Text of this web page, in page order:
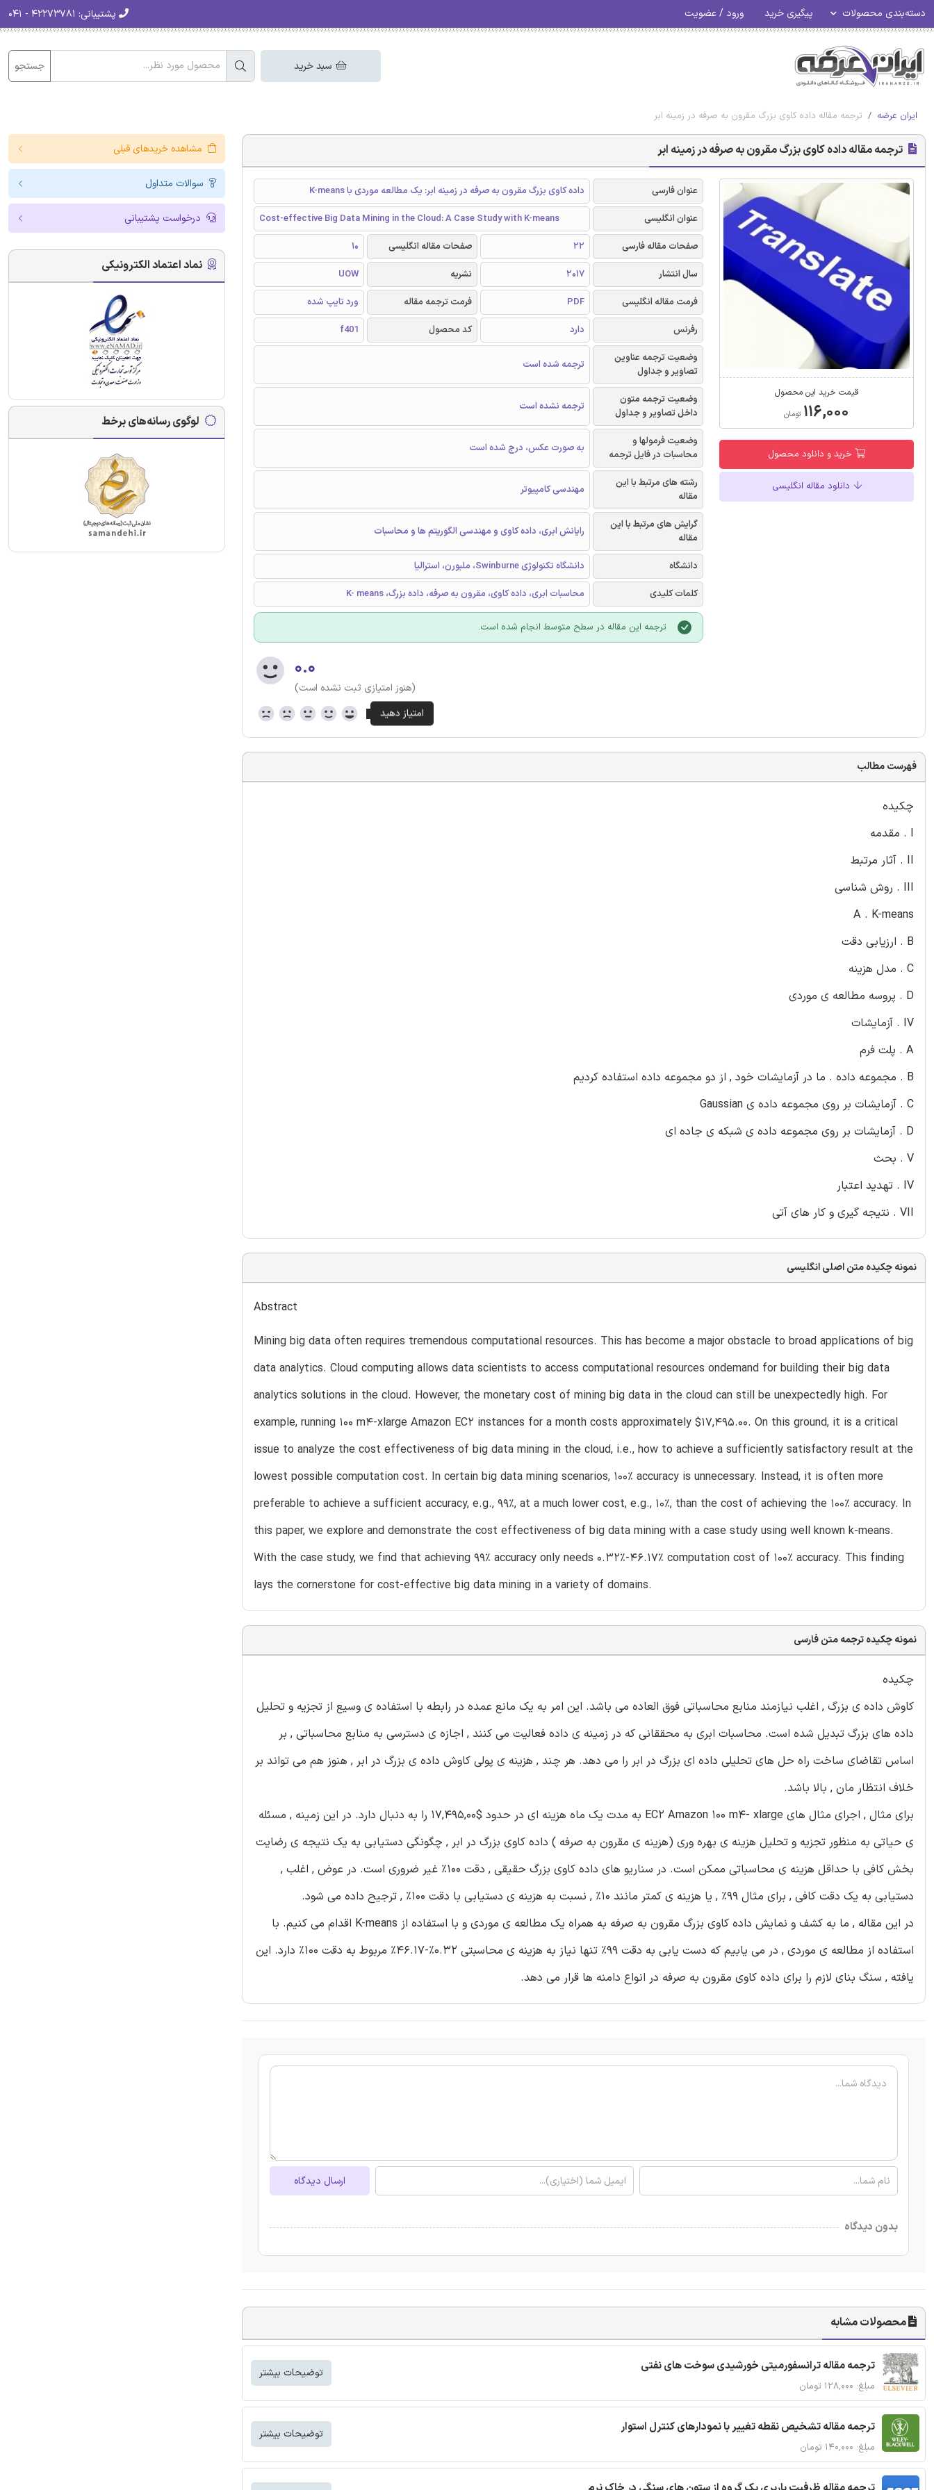
دسته‌بندی محصولات پیگیری خرید ورود / عضویت پشتیبانی:
سبد خرید جستجو
ایران عرضه ترجمه مقاله داده کاوی بزرگ مقرون به صرفه در زمینه ابر
ترجمه مقاله داده کاوی بزرگ مقرون به صرفه در زمینه ابر
قیمت خرید این محصول
۱۱۶,۰۰۰ تومان
خرید و دانلود محصول
دانلود مقاله انگلیسی
عنوان فارسی
داده کاوی بزرگ مقرون به صرفه در زمینه ابر: یک مطالعه موردی با K-means
عنوان انگلیسی
Cost-effective Big Data Mining in the Cloud: A Case Study with K-means
صفحات مقاله فارسی
22 صفحات مقاله انگلیسی
10
سال انتشار
2017 نشریه
UOW
فرمت مقاله انگلیسی
PDF فرمت ترجمه مقاله
ورد تایپ شده
رفرنس
دارد کد محصول
f401
وضعیت ترجمه عناوین
تصاویر و جداول
ترجمه شده است
وضعیت ترجمه متون
داخل تصاویر و جداول
ترجمه نشده است
وضعیت فرمولها و
محاسبات در فایل ترجمه
به صورت عکس، درج شده است
رشته های مرتبط با این
مقاله
مهندسی کامپیوتر
گرایش های مرتبط با این
مقاله
رایانش ابری، داده کاوی و مهندسی الگوریتم ها و محاسبات
دانشگاه
دانشگاه تکنولوژی Swinburne، ملبورن، استرالیا
کلمات کلیدی
محاسبات ابری، داده کاوی، مقرون به صرفه، داده بزرگ، K- means
ترجمه این مقاله در سطح متوسط انجام شده است.
۰.۰
(هنوز امتیازی ثبت نشده است)
فهرست مطالب
چکیده
I . مقدمه
II . آثار مرتبط
III . روش شناسی
A . K-means
B . ارزیابی دقت
C . مدل هزینه
D . پروسه مطالعه ی موردی
IV . آزمایشات
A . پلت فرم
B . مجموعه داده . ما در آزمایشات خود , از دو مجموعه داده استفاده کردیم
C . آزمایشات بر روی مجموعه داده ی Gaussian
D . آزمایشات بر روی مجموعه داده ی شبکه ی جاده ای
V . بحث
IV . تهدید اعتبار
VII . نتیجه گیری و کار های آتی
نمونه چکیده متن اصلی انگلیسی
Abstract
Mining big data often requires tremendous computational resources. This has become a major obstacle to broad applications of big
data analytics. Cloud computing allows data scientists to access computational resources ondemand for building their big data
analytics solutions in the cloud. However, the monetary cost of mining big data in the cloud can still be unexpectedly high. For
example, running 100 m4-xlarge Amazon EC2 instances for a month costs approximately $17,495.00. On this ground, it is a critical
issue to analyze the cost effectiveness of big data mining in the cloud, i.e., how to achieve a sufficiently satisfactory result at the
lowest possible computation cost. In certain big data mining scenarios, 100% accuracy is unnecessary. Instead, it is often more
preferable to achieve a sufficient accuracy, e.g., 99%, at a much lower cost, e.g., 10%, than the cost of achieving the 100% accuracy. In
this paper, we explore and demonstrate the cost effectiveness of big data mining with a case study using well known k-means.
With the case study, we find that achieving 99% accuracy only needs 0.32%-46.17% computation cost of 100% accuracy. This finding
lays the cornerstone for cost-effective big data mining in a variety of domains.
نمونه چکیده ترجمه متن فارسی
چکیده
کاوش داده ی بزرگ , اغلب نیازمند منابع محاسباتی فوق العاده می باشد. این امر به یک مانع عمده در رابطه با استفاده ی وسیع از تجزیه و تحلیل
داده های بزرگ تبدیل شده است. محاسبات ابری به محققانی که در زمینه ی داده فعالیت می کنند , اجازه ی دسترسی به منابع محاسباتی , بر
اساس تقاضای ساخت راه حل های تحلیلی داده ای بزرگ در ابر را می دهد. هر چند , هزینه ی پولی کاوش داده ی بزرگ در ابر , هنوز هم می تواند بر
خلاف انتظار مان , بالا باشد.
برای مثال , اجرای مثال های EC2 Amazon 100 m4- xlarge به مدت یک ماه هزینه ای در حدود $17,495,00 را به دنبال دارد. در این زمینه , مسئله
ی حیاتی به منظور تجزیه و تحلیل هزینه ی بهره وری (هزینه ی مقرون به صرفه ) داده کاوی بزرگ در ابر , چگونگی دستیابی به یک نتیجه ی رضایت
بخش کافی با حداقل هزینه ی محاسباتی ممکن است. در سناریو های داده کاوی بزرگ حقیقی , دقت 100% غیر ضروری است. در عوض , اغلب ,
دستیابی به یک دقت کافی , برای مثال 99% , یا هزینه ی کمتر مانند 10% , نسبت به هزینه ی دستیابی با دقت 100% , ترجیح داده می شود.
در این مقاله , ما به کشف و نمایش داده کاوی بزرگ مقرون به صرفه به همراه یک مطالعه ی موردی و با استفاده از K-means اقدام می کنیم. با
استفاده از مطالعه ی موردی , در می یابیم که دست یابی به دقت 99% تنها نیاز به هزینه ی محاسبتی 0.32%-46.17% مربوط به دقت 100% دارد. این
یافته , سنگ بنای لازم را برای داده کاوی مقرون به صرفه در انواع دامنه ها قرار می دهد.
ارسال دیدگاه
بدون دیدگاه
محصولات مشابه
ترجمه مقاله ترانسفورمیتی خورشیدی سوخت های نفتی
مبلغ: ۱۲۸,۰۰۰ تومان
توضیحات بیشتر
ترجمه مقاله تشخیص نقطه تغییر با نمودارهای کنترل استوار
مبلغ: ۱۴۰,۰۰۰ تومان
توضیحات بیشتر
مشاهده خریدهای قبلی
سوالات متداول
درخواست پشتیبانی
نماد اعتماد الکترونیکی
لوگوی رسانه‌های برخط